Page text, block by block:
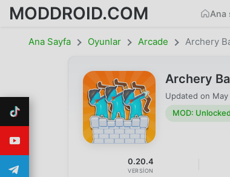
MODDROID.COM Ana
Ana Sayfa Oyunlar Arcade Archery
Archery
Updated on
MOD: Unlocked
0.20.4
VERSION